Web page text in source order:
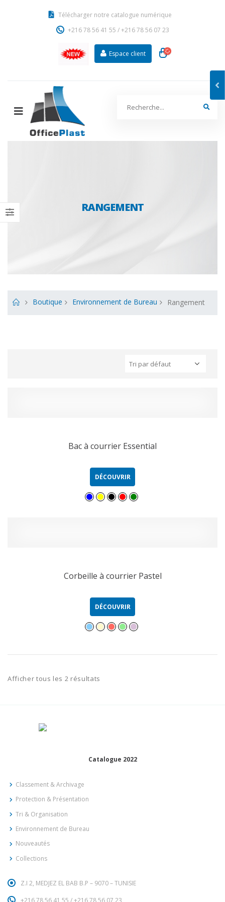
Télécharger notre catalogue numérique
+216 78 56 41 55 /+216 78 56 07 23
Espace client
RANGEMENT
Boutique Environnement de Bureau Rangement
Bac à courrier Essential
DÉCOUVRIR
Corbeille à courrier Pastel
DÉCOUVRIR
Afficher tous les 2 résultats
Catalogue 2022
Classement & Archivage
Protection & Présentation
Tri & Organisation
Environnement de Bureau
Nouveautés
Collections
Z.I 2, MEDJEZ EL BAB B.P – 9070 – TUNISIE
+216 78 56 41 55 /+216 78 56 07 23